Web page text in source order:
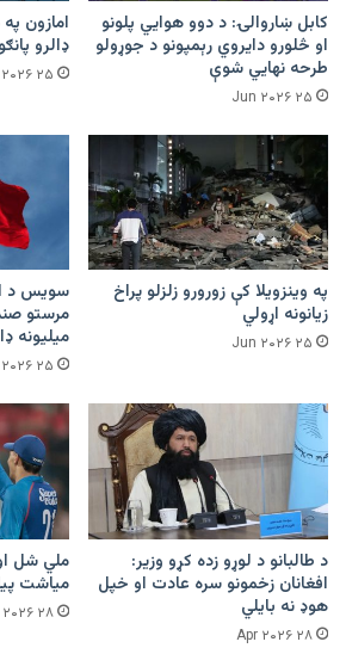
کابل ښاروالۍ: د دوو هوايي پلونو
او څلورو دایروي رېمپونو د جوړولو
طرحه نهایي شوې
۲۵ Jun ۲۰۲۶
ډالرو
۲۵ Jun ۲۰۲۶
په وینزویلا کې زورورو زلزلو پراخ
زیانونه اړولي
۲۵ Jun ۲۰۲۶
سویس د
مرستو
میلیونه
۲۵ Jun ۲۰۲۶
د طالبانو د لوړو زده کړو وزیر:
افغانان زخمونو سره عادت او خپل
هوډ نه بایلي
۲۸ Apr ۲۰۲۶
ملي شل
میاشت
۲۸ Apr ۲۰۲۶